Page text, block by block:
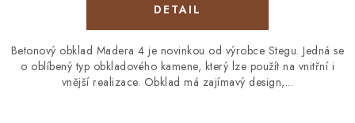
Betonový obklad Madera 4 je novinkou od výrobce Stegu. Jedná se
o oblíbený typ obkladového kamene, který lze použít na vnitřní i
vnější realizace. Obklad má zajímavý design,...